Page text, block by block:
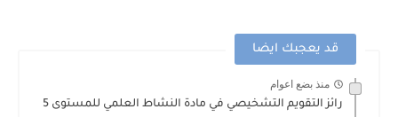
قد يعجبك ايضا
منذ بضع اعوام
رائز التقويم التشخيصي في مادة النشاط العلمي للمستوى 5